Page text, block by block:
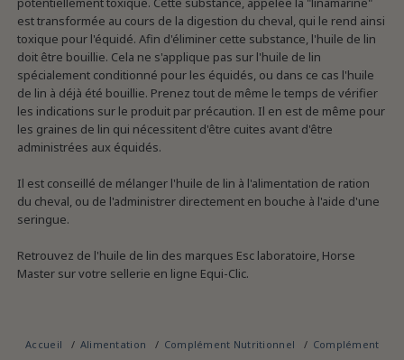
est transformée au cours de la digestion du cheval, qui le rend ainsi
toxique pour l'équidé. Afin d'éliminer cette substance, l'huile de lin
doit être bouillie. Cela ne s'applique pas sur l'huile de lin
spécialement conditionné pour les équidés, ou dans ce cas l'huile
de lin à déjà été bouillie. Prenez tout de même le temps de vérifier
les indications sur le produit par précaution. Il en est de même pour
les graines de lin qui nécessitent d'être cuites avant d'être
administrées aux équidés.
Il est conseillé de mélanger l'huile de lin à l'alimentation de ration
du cheval, ou de l'administrer directement en bouche à l'aide d'une
seringue.
Retrouvez de l'huile de lin des marques Esc laboratoire, Horse
Master sur votre sellerie en ligne Equi-Clic.
Accueil Alimentation Complément Nutritionnel Complément